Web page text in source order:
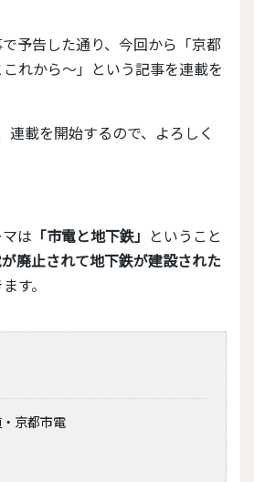
れから～」という記事を連載を
マは 「市電と地下鉄」
ということ
廃止されて地下鉄が建設された
す。
京都市電